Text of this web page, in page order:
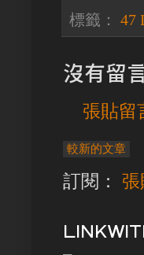
標籤： 47
沒有留
張貼留
較新的文章
訂閱：